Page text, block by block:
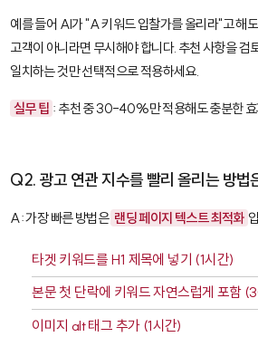
예를 들어 AI가 "A 키워드 입찰가를 올리라"고 해
고객이 아니라면 무시해야 합니다. 추천 사항을 검
일치하는 것만 선택적으로 적용하세요.
실무 팁 : 추천 중 30-40%만 적용해도 충분한 효
Q2. 광고 연관 지수를 빨리 올리는 방법
A: 가장 빠른 방법은 랜딩 페이지 텍스트 최적화
타겟 키워드를 H1 제목에 넣기 (1시간)
본문 첫 단락에 키워드 자연스럽게 포함
이미지 alt 태그 추가 (1시간)